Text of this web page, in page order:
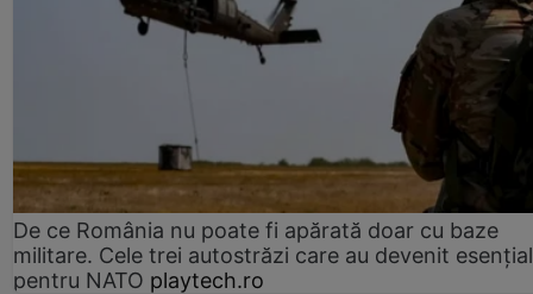
De ce România nu poate fi apărată doar cu baze
militare. Cele trei autostrăzi care au devenit
pentru NATO playtech.ro